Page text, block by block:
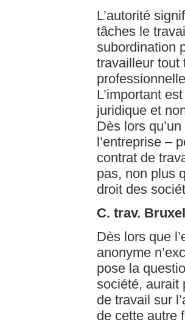
L’autorité
tâches le
subordination
travailleur tout
L’important
juridique et
Dès lors
l’entreprise –
contrat de
pas, non plus
droit des
C. trav.
Dès lors que
anonyme
pose la
société, aurait
de travail sur
de cette autre